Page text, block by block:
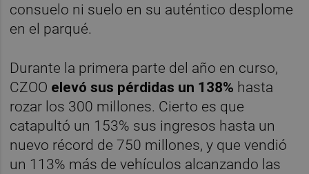
consuelo ni suelo en su auténtico desplome
en el parqué.
Durante la primera parte del año en curso,
CZOO elevó sus pérdidas un 138% hasta
rozar los 300 millones. Cierto es que
catapultó un 153% sus ingresos hasta un
nuevo récord de 750 millones, y que vendió
un 113% más de vehículos alcanzando las